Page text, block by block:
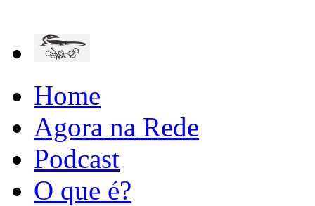
Home
Agora na Rede
Podcast
O que é?